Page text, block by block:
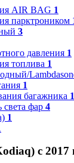
AIR BAG 1
парктроником
3
давления 1
топлива 1
1
багажника 1
света фар 4
1
с 2017